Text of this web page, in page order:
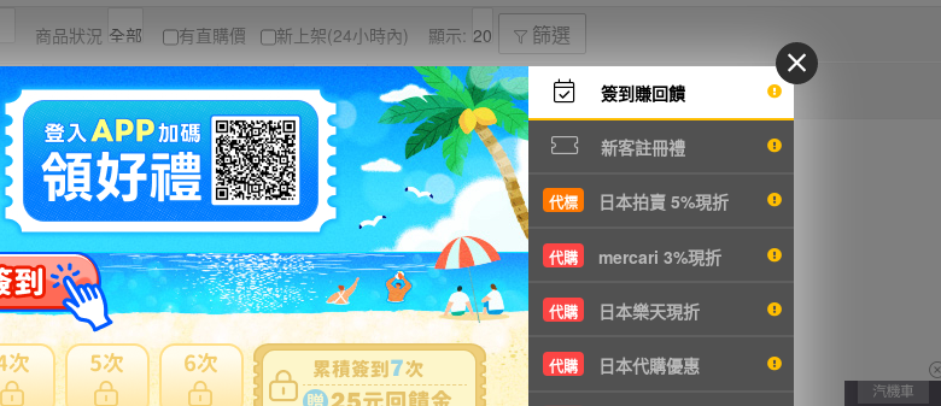
簽到賺回饋
新客註冊禮
代標 日本拍賣 5%現折
代購 mercari 3%現折
代購 日本樂天現折
代購 日本代購優惠
商品狀況 有直購價 新上架(24小時內) 顯示: 篩選
結標時間 圖片 列表
賣家2dHiBe1Re1QeeKFBx3FTYQVozL4Rt沒有商品拍賣